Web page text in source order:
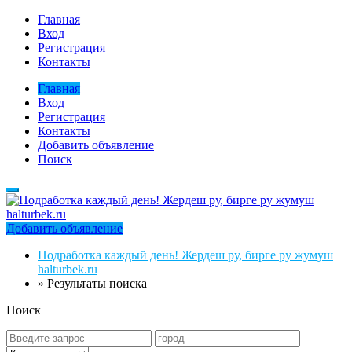
Главная
Вход
Регистрация
Контакты
Главная
Вход
Регистрация
Контакты
Добавить объявление
Поиск
Добавить объявление
Подработка каждый день! Жердеш ру, бирге ру жумуш
halturbek.ru
» Результаты поиска
Поиск